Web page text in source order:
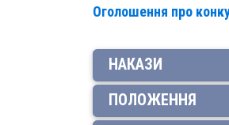
Оголошення про
НАКАЗИ
ПОЛОЖЕННЯ